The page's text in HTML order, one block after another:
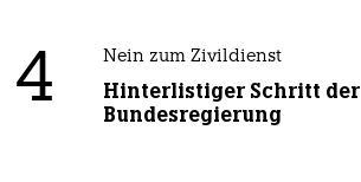
4 Nein zum Zivildienst
Hinterlistiger Schritt der
Bundesregierung